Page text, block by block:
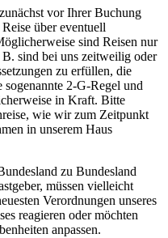
vor Ihrer Buchung
über eventuell
sind Reisen nur
sind bei uns zeitweilig oder
zu erfüllen, die
sogenannte 2-G-Regel und
in Kraft. Bitte
wie wir zum Zeitpunkt
in unserem Haus
zu Bundesland
müssen vielleicht
Verordnungen unseres
reagieren oder möchten
anpassen.